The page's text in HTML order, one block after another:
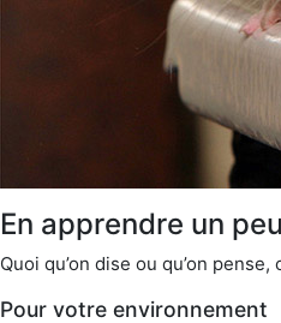
En apprendre un
Quoi qu’on dise ou qu’on
Pour votre environnement